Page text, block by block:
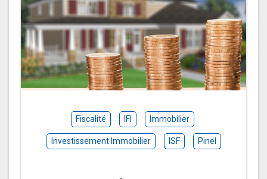
Fiscalité IFI Immobilier
Investissement Immobilier ISF Pinel